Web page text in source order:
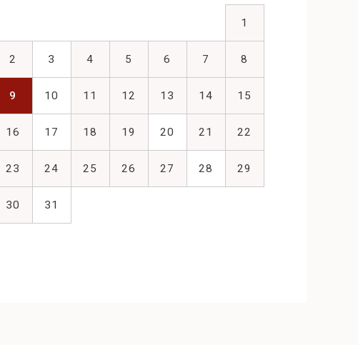
1
2 3 4 5 6 7 8
9 10 11 12 13 14 15
16 17 18 19 20 21 22
23 24 25 26 27 28 29
30 31